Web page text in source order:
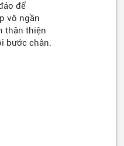
để
vô ngần
thân thiện
bước chân.